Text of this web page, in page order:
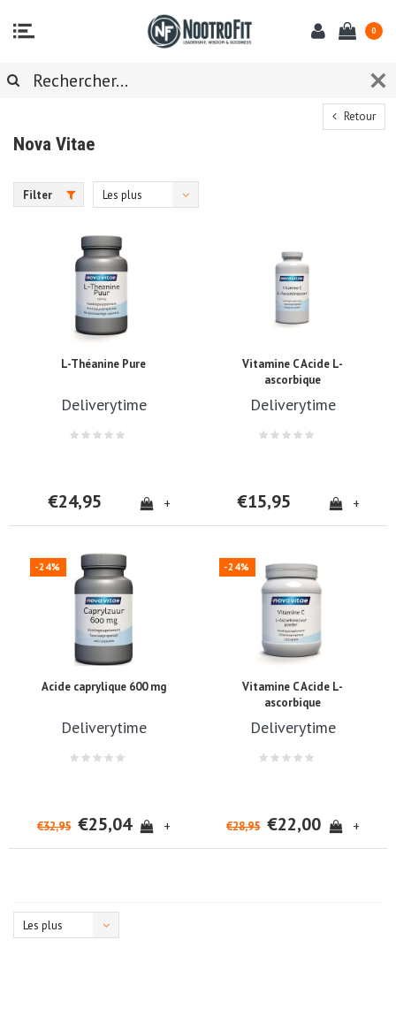
0
Retour
Nova Vitae
Filter
Les plus
L-Théanine Pure
Deliverytime
€24,95 +
Vitamine C Acide L-
ascorbique
Deliverytime
€15,95 +
-24%
Acide caprylique 600 mg
Deliverytime
€32,95 €25,04 +
-24%
Vitamine C Acide L-
ascorbique
Deliverytime
€28,95 €22,00 +
Les plus